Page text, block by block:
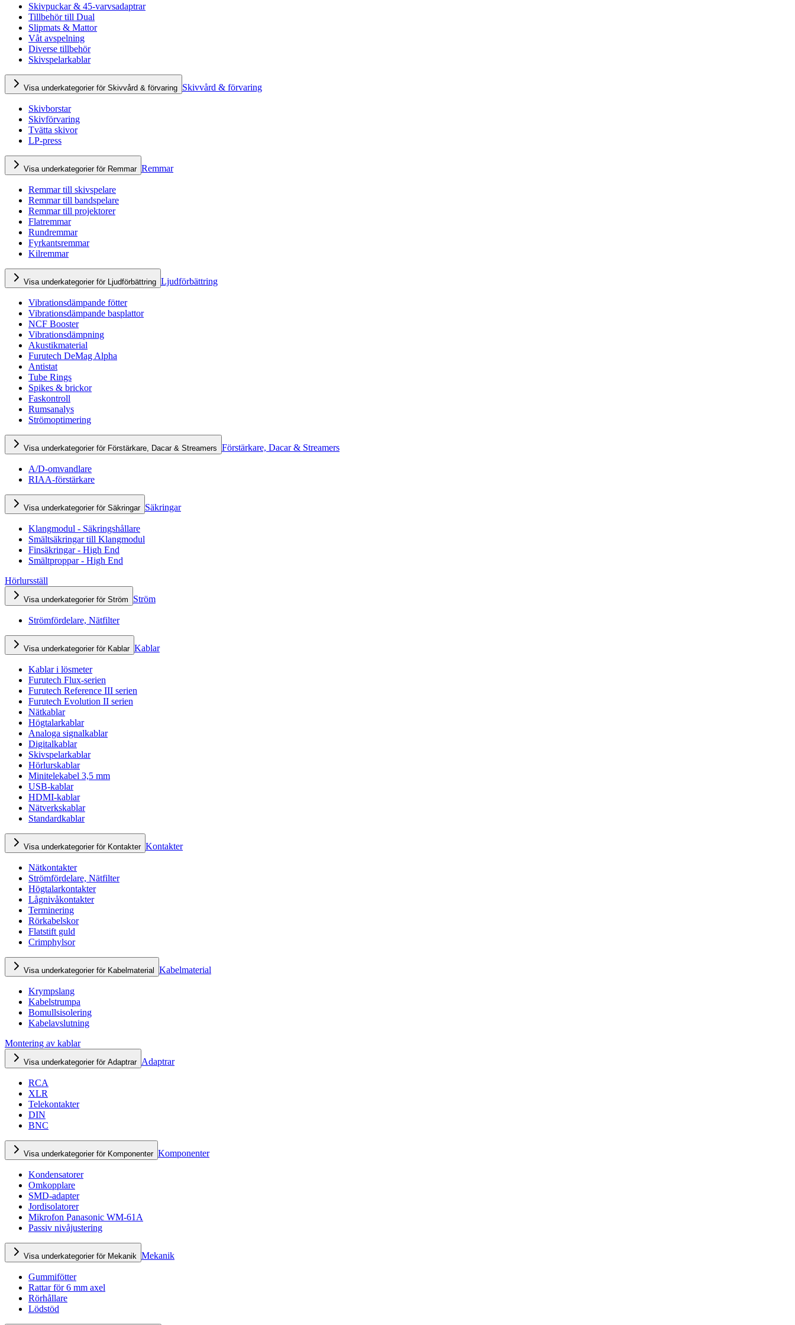
Skivpuckar & 45-varvsadaptrar
Tillbehör till Dual
Slipmats & Mattor
Våt avspelning
Diverse tillbehör
Skivspelarkablar
Visa underkategorier för Skivvård & förvaring Skivvård & förvaring
Skivborstar
Skivförvaring
Tvätta skivor
LP-press
Visa underkategorier för Remmar Remmar
Remmar till skivspelare
Remmar till bandspelare
Remmar till projektorer
Flatremmar
Rundremmar
Fyrkantsremmar
Kilremmar
Visa underkategorier för Ljudförbättring Ljudförbättring
Vibrationsdämpande fötter
Vibrationsdämpande basplattor
NCF Booster
Vibrationsdämpning
Akustikmaterial
Furutech DeMag Alpha
Antistat
Tube Rings
Spikes & brickor
Faskontroll
Rumsanalys
Strömoptimering
Visa underkategorier för Förstärkare, Dacar & Streamers Förstärkare, Dacar & Streamers
A/D-omvandlare
RIAA-förstärkare
Visa underkategorier för Säkringar Säkringar
Klangmodul - Säkringshållare
Smältsäkringar till Klangmodul
Finsäkringar - High End
Smältproppar - High End
Hörlursställ
Visa underkategorier för Ström Ström
Strömfördelare, Nätfilter
Visa underkategorier för Kablar Kablar
Kablar i lösmeter
Furutech Flux-serien
Furutech Reference III serien
Furutech Evolution II serien
Nätkablar
Högtalarkablar
Analoga signalkablar
Digitalkablar
Skivspelarkablar
Hörlurskablar
Minitelekabel 3,5 mm
USB-kablar
HDMI-kablar
Nätverkskablar
Standardkablar
Visa underkategorier för Kontakter Kontakter
Nätkontakter
Strömfördelare, Nätfilter
Högtalarkontakter
Lågnivåkontakter
Terminering
Rörkabelskor
Flatstift guld
Crimphylsor
Visa underkategorier för Kabelmaterial Kabelmaterial
Krympslang
Kabelstrumpa
Bomullsisolering
Kabelavslutning
Montering av kablar
Visa underkategorier för Adaptrar Adaptrar
RCA
XLR
Telekontakter
DIN
BNC
Visa underkategorier för Komponenter Komponenter
Kondensatorer
Omkopplare
SMD-adapter
Jordisolatorer
Mikrofon Panasonic WM-61A
Passiv nivåjustering
Visa underkategorier för Mekanik Mekanik
Gummifötter
Rattar för 6 mm axel
Rörhållare
Lödstöd